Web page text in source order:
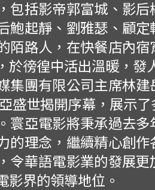
包括影帝郭富城、影后
鮑起靜、劉雅瑟、顧
陌路人，在快餐店內宿
於徬徨中活出溫暖，發
集團有限公司主席林建
盛世揭開序幕，展示
寰亞電影將秉承過去多
的理念，繼續精心創作
令華語電影業的發展更
影界的領導地位。